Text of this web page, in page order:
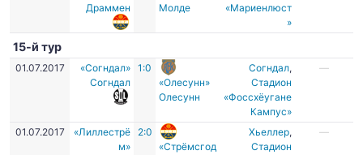
Драммен
Молде
«Мариенлюст
»
15-й тур
01.07.2017
«Согндал»
Согндал
1:0
«Олесунн»
Олесунн
Согндал,
Стадион
«Фоссхёугане
Кампус»
—
01.07.2017
«Лиллестрё
м»
2:0
«Стрёмсгод
Хьеллер,
Стадион
—